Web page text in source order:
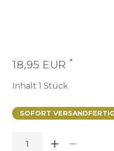
18,95 EUR *
Inhalt 1 Stück
SOFORT